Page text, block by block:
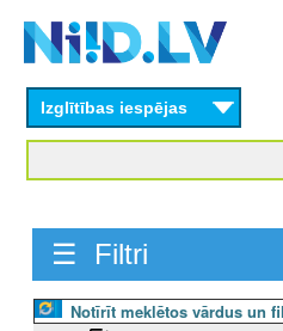
content
Izglītības iespējas
☰ Filtri
Notīrīt meklētos vārdus un